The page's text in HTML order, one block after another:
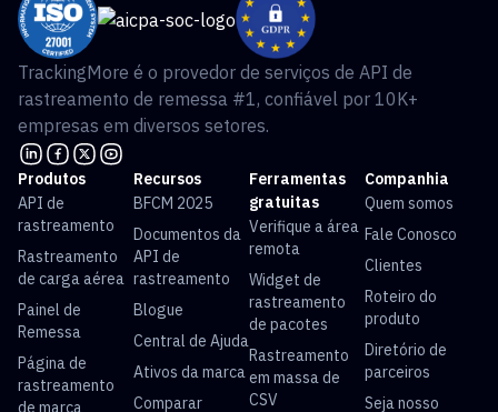
TrackingMore é o provedor de serviços de API de
rastreamento de remessa #1, confiável por 10K+
empresas em diversos setores.
Produtos
API de
rastreamento
Rastreamento
de carga aérea
Painel de
Remessa
Página de
rastreamento
de marca
Recursos
BFCM 2025
Documentos da
API de
rastreamento
Blogue
Central de Ajuda
Ativos da marca
Comparar
Ferramentas
gratuitas
Verifique a área
remota
Widget de
rastreamento
de pacotes
Rastreamento
em massa de
CSV
Companhia
Quem somos
Fale Conosco
Clientes
Roteiro do
produto
Diretório de
parceiros
Seja nosso